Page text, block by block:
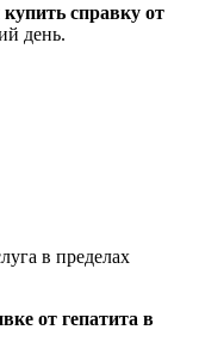
купить справку от
день.
в пределах
от гепатита в